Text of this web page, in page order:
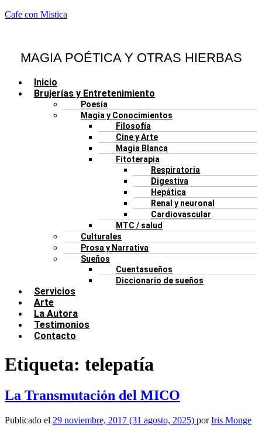
Cafe con Mistica
MAGIA POÉTICA Y OTRAS HIERBAS
Menú
Inicio
Brujerías y Entretenimiento
Poesía
Magia y Conocimientos
Filosofía
Cine y Arte
Magia Blanca
Fitoterapia
Respiratoria
Digestiva
Hepática
Renal y neuronal
Cardiovascular
MTC / salud
Culturales
Prosa y Narrativa
Sueños
Cuentasueños
Diccionario de sueños
Servicios
Arte
La Autora
Testimonios
Contacto
Etiqueta: telepatía
La Transmutación del MICO
Publicado el 29 noviembre, 2017 (31 agosto, 2025) por Iris Monge